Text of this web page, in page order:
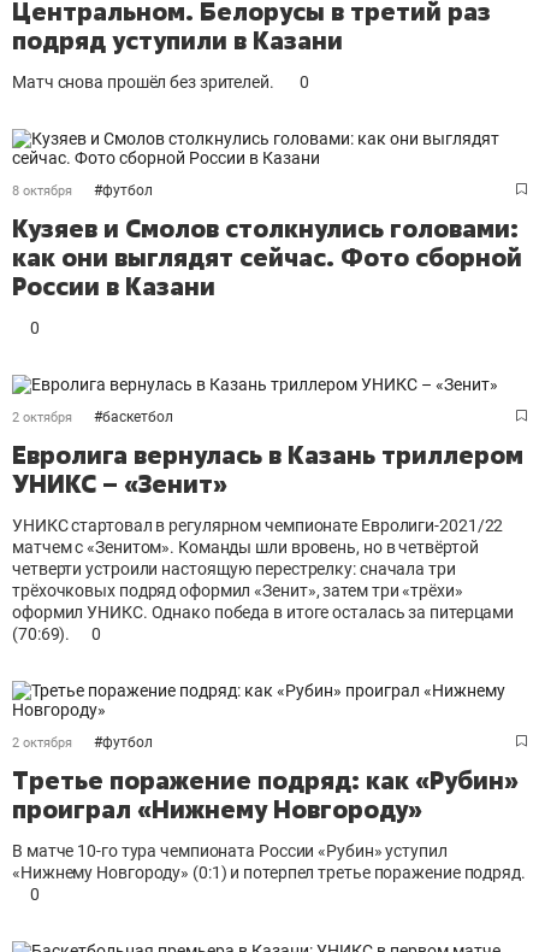
Центральном. Белорусы в третий раз
подряд уступили в Казани
Матч снова прошёл без зрителей. 0
8 октября #футбол
Кузяев и Смолов столкнулись головами:
как они выглядят сейчас. Фото сборной
России в Казани
0
2 октября #баскетбол
Евролига вернулась в Казань триллером
УНИКС – «Зенит»
УНИКС стартовал в регулярном чемпионате Евролиги-2021/22
матчем с «Зенитом». Команды шли вровень, но в четвёртой
четверти устроили настоящую перестрелку: сначала три
трёхочковых подряд оформил «Зенит», затем три «трёхи»
оформил УНИКС. Однако победа в итоге осталась за питерцами
(70:69).
0
2 октября #футбол
Третье поражение подряд: как «Рубин»
проиграл «Нижнему Новгороду»
В матче 10-го тура чемпионата России «Рубин» уступил
«Нижнему Новгороду» (0:1) и потерпел третье поражение подряд.
0